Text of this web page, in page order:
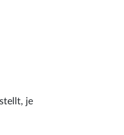
je